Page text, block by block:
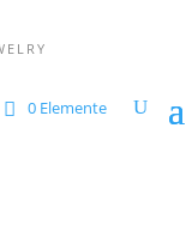
0 Elemente